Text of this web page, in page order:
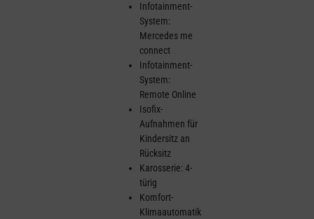
Infotainment-
System:
Mercedes me
connect
Infotainment-
System:
Remote Online
Isofix-
Aufnahmen für
Kindersitz an
Rücksitz
Karosserie: 4-
türig
Komfort-
Klimaautomatik